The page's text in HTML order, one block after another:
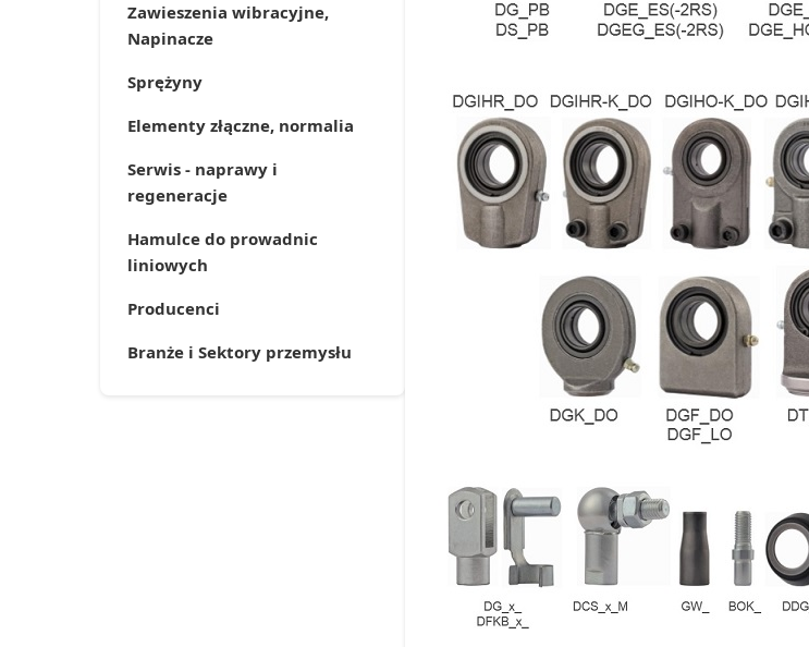
Zawieszenia wibracyjne,
Napinacze
Sprężyny
Elementy złączne, normalia
Serwis - naprawy i
regeneracje
Hamulce do prowadnic
liniowych
Producenci
Branże i Sektory przemysłu